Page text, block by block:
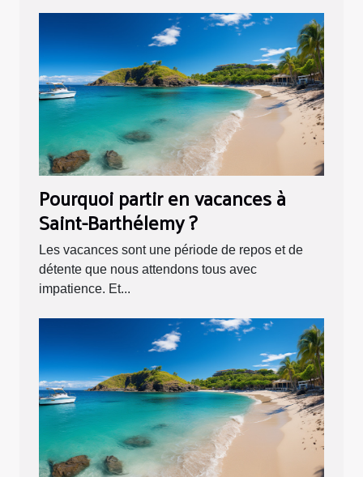
Pourquoi partir en vacances à
Saint-Barthélemy ?
Les vacances sont une période de repos et de
détente que nous attendons tous avec
impatience. Et...